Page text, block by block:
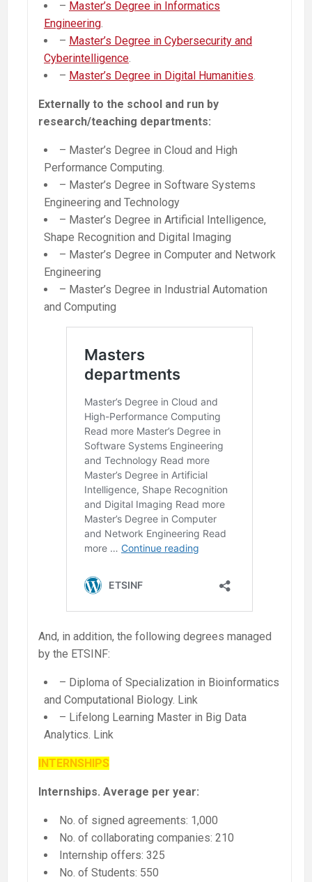
– Master’s Degree in Informatics
Engineering
– Master’s Degree in Cybersecurity and
Cyberintelligence
– Master’s Degree in Digital Humanities
Externally to the school and run by
research/teaching departments:
– Master’s Degree in Cloud and High
Performance Computing.
– Master’s Degree in Software Systems
Engineering and Technology
– Master’s Degree in Artificial Intelligence,
Shape Recognition and Digital Imaging
– Master’s Degree in Computer and Network
Engineering
– Master’s Degree in Industrial Automation
and Computing
And, in addition, the following degrees managed
by the ETSINF:
– Diploma of Specialization in Bioinformatics
and Computational Biology. Link
– Lifelong Learning Master in Big Data
Analytics. Link
INTERNSHIPS
Internships. Average per year:
No. of signed agreements: 1,000
No. of collaborating companies: 210
Internship offers: 325
No. of Students: 550